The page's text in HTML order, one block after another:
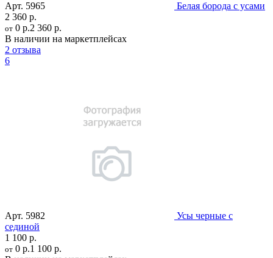
Арт. 5965
Белая борода с усами
2 360 р.
от 0 р.2 360 р.
В наличии на маркетплейсах
2 отзыва
6
Арт. 5982
Усы черные с
сединой
1 100 р.
от 0 р.1 100 р.